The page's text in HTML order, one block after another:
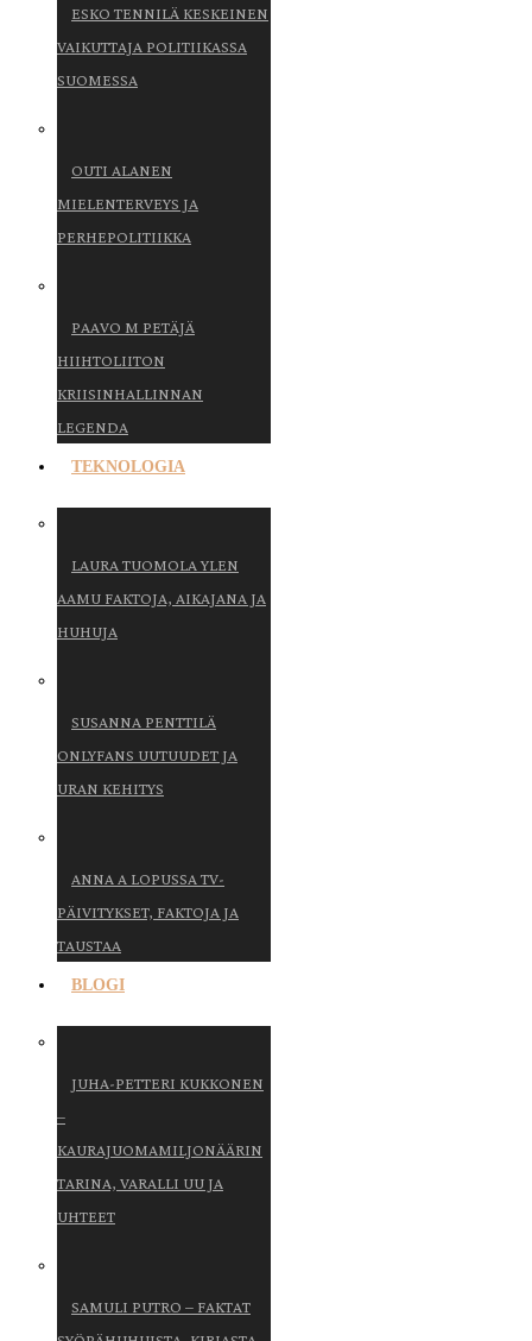
ESKO TENNILÄ KESKEINEN
VAIKUTTAJA POLITIIKASSA
SUOMESSA
OUTI ALANEN
MIELENTERVEYS JA
PERHEPOLITIIKKA
PAAVO M PETÄJÄ
HIIHTOLIITON
KRIISINHALLINNAN
LEGENDA
TEKNOLOGIA
LAURA TUOMOLA YLEN
AAMU FAKTOJA, AIKAJANA JA
HUHUJA
SUSANNA PENTTILÄ
ONLYFANS UUTUUDET JA
URAN KEHITYS
ANNA A LOPUSSA TV-
PÄIVITYKSET, FAKTOJA JA
TAUSTAA
BLOGI
JUHA-PETTERI KUKKONEN
–
KAURAJUOMAMILJONÄÄRIN
TARINA, VARALLI UU JA
UHTEET
SAMULI PUTRO – FAKTAT